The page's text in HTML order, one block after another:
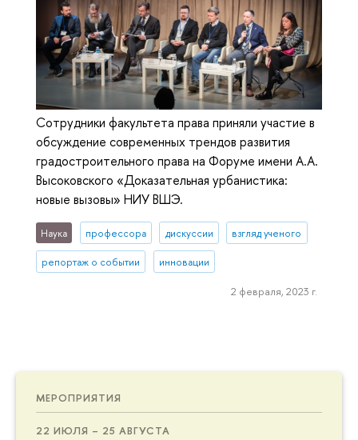
МЕРОПРИЯТИЯ
22 ИЮЛЯ – 25 АВГУСТА
Сотрудники факультета права приняли участие в
обсуждение современных трендов развития
градостроительного права на Форуме имени А.А.
Высоковского «Доказательная урбанистика:
новые вызовы» НИУ ВШЭ.
Наука профессора дискуссии взгляд ученого
репортаж о событии инновации
2 февраля, 2023 г.